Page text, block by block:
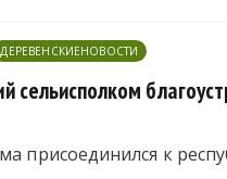
ДЕРЕВЕНСКИЕНОВОСТИ
присоединился к